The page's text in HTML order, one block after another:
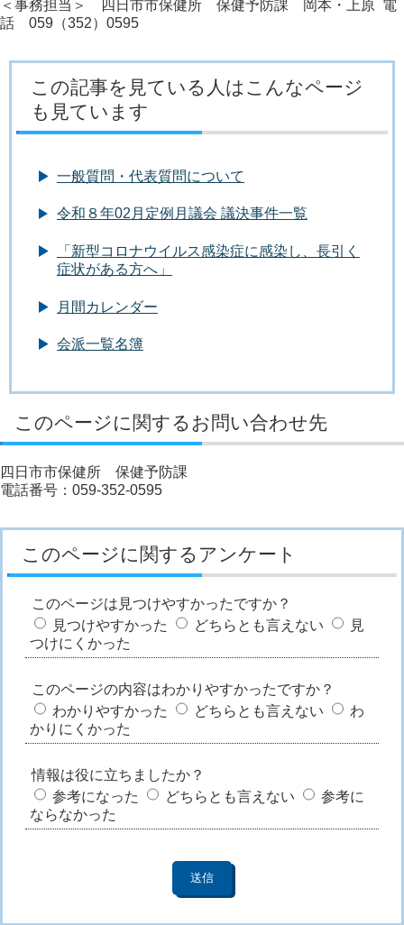
＜事務担当＞ 四日市市保健所 保健予防課 岡本・上原 電
話 059（352）0595
この記事を見ている人はこんなページ
も見ています
一般質問・代表質問について
令和８年02月定例月議会 議決事件一覧
「新型コロナウイルス感染症に感染し、長引く
症状がある方へ」
月間カレンダー
会派一覧名簿
このページに関するお問い合わせ先
四日市市保健所 保健予防課
電話番号：059-352-0595
このページに関するアンケート
このページは見つけやすかったですか？
見つけやすかった
どちらとも言えない
見
つけにくかった
このページの内容はわかりやすかったですか？
わかりやすかった
どちらとも言えない
わ
かりにくかった
情報は役に立ちましたか？
参考になった
どちらとも言えない
参考に
ならなかった